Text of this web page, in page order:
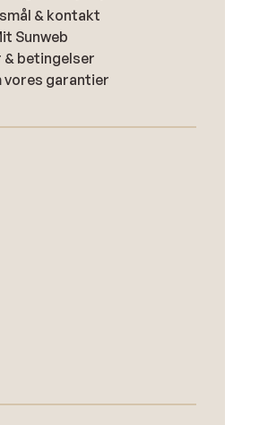
& kontakt
Sunweb
& betingelser
vores garantier